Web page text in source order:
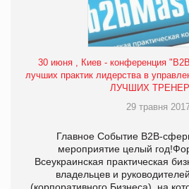
30 июня , Киев - конференция
лучших практик лидерства в
ЛУЧШИХ
29 травня
Главное Событие В2В-
мероприятие целый
Всеукраинская практическая
владельцев и